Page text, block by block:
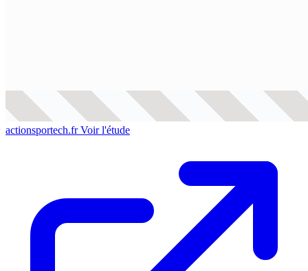
actionsportech.fr Voir l'étude